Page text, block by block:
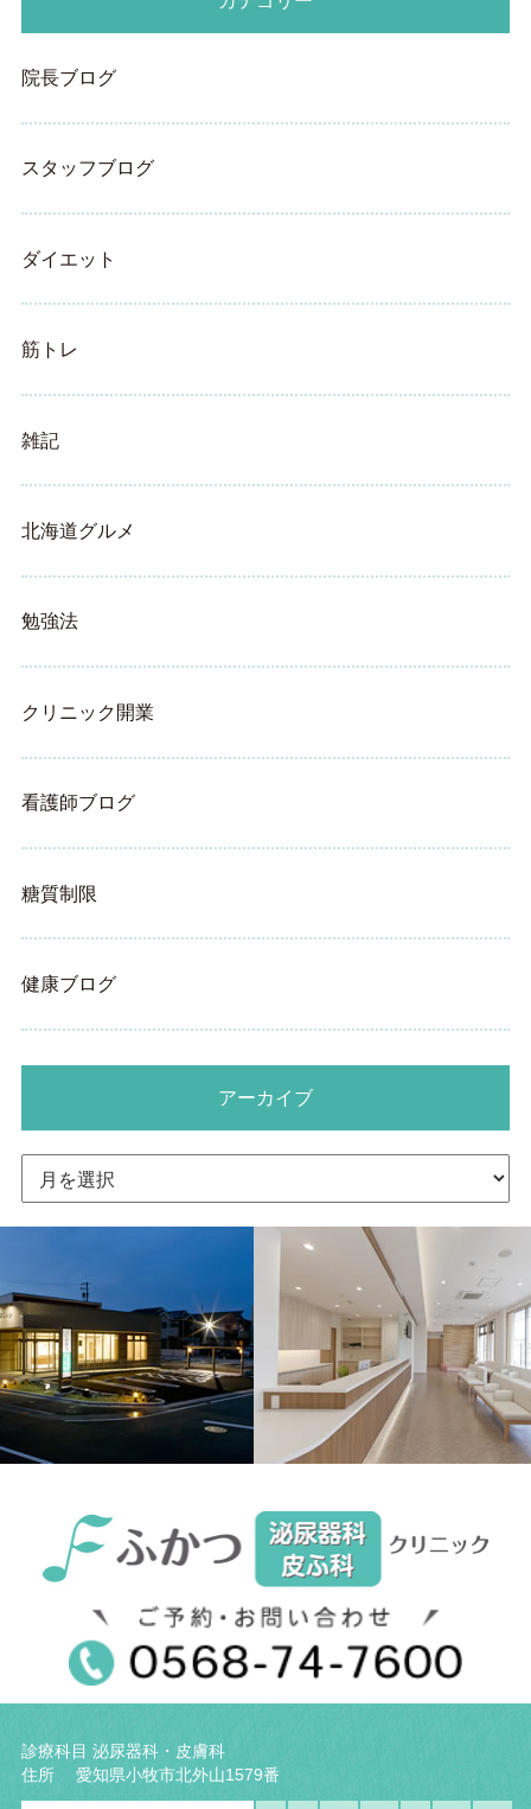
院長ブログ
スタッフブログ
ダイエット
筋トレ
雑記
北海道グルメ
勉強法
クリニック開業
看護師ブログ
糖質制限
健康ブログ
アーカイブ
カ
イ
診療科目 泌尿器科・皮膚科
住所 愛知県小牧市北外山1579番